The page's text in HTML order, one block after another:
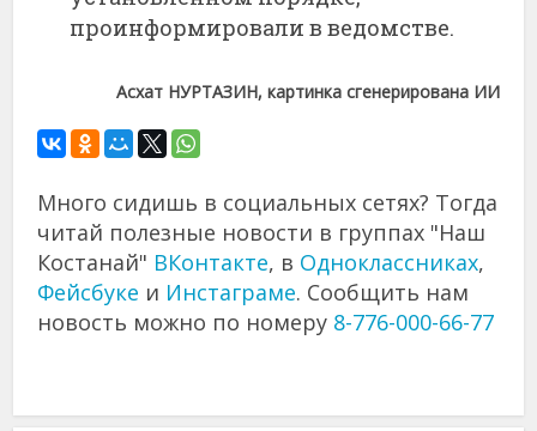
проинформировали в ведомстве.
Асхат НУРТАЗИН, картинка сгенерирована ИИ
Много сидишь в социальных сетях? Тогда
читай полезные новости в группах "Наш
Костанай" ВКонтакте, в Одноклассниках,
Фейсбуке и Инстаграме. Сообщить нам
новость можно по номеру 8-776-000-66-77